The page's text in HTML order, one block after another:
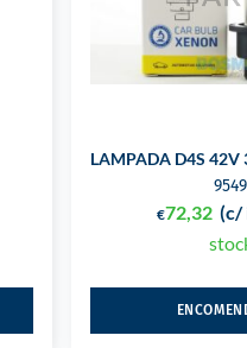
LAMPADA D4S 42V
9549
€72,32 (c/